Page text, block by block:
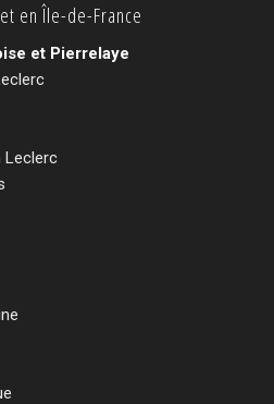
en Île-de-France
et Pierrelaye
Leclerc